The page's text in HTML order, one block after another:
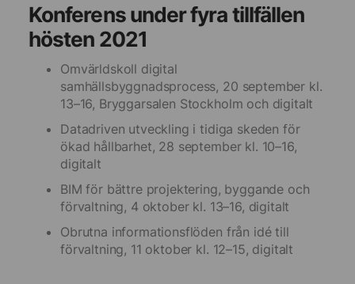
Konferens under fyra tillfällen
hösten 2021
Omvärldskoll digital
samhällsbyggnadsprocess, 20 september kl.
13–16, Bryggarsalen Stockholm och digitalt
Datadriven utveckling i tidiga skeden för
ökad hållbarhet, 28 september kl. 10–16,
digitalt
BIM för bättre projektering, byggande och
förvaltning, 4 oktober kl. 13–16, digitalt
Obrutna informationsflöden från idé till
förvaltning, 11 oktober kl. 12–15, digitalt